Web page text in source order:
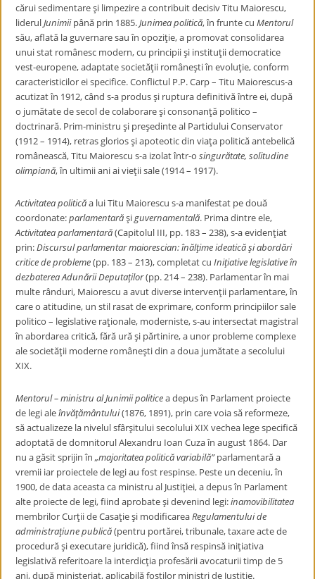
cărui sedimentare şi limpezire a contribuit decisiv Titu Maiorescu,
liderulJunimiipână prin 1885.Junimea politică, în frunte cuMentorul
său, aflată la guvernare sau în opoziţie, a promovat consolidarea
unui stat românesc modern, cu principii şi instituţii democratice
vest-europene, adaptate societăţii româneşti în evoluţie, conform
caracteristicilor ei specifice. Conflictul P.P. Carp – Titu Maiorescus-a
acutizat în 1912, când s-a produs şi ruptura definitivă între ei, după
o jumătate de secol de colaborare şi consonanţă politico –
doctrinară. Prim-ministru şi preşedinte al Partidului Conservator
(1912 – 1914), retras glorios şi apoteotic din viaţa politică antebelică
românească, Titu Maiorescu s-a izolat într-osingurătate, solitudine
olimpiană, în ultimii ani ai vieţii sale (1914 – 1917).
Activitatea politicăa lui Titu Maiorescu s-a manifestat pe două
coordonate:parlamentarăşiguvernamentală. Prima dintre ele,
Activitatea parlamentară(Capitolul III, pp. 183 – 238), s-a evidenţiat
prin:Discursul parlamentar maiorescian: înălţime ideatică şi abordări
critice de probleme(pp. 183 – 213), completat cuIniţiative legislative în
dezbaterea Adunării Deputaţilor(pp. 214 – 238). Parlamentar în mai
multe rânduri, Maiorescu a avut diverse intervenţii parlamentare, în
care o atitudine, un stil rasat de exprimare, conform principiilor sale
politico – legislative raţionale, moderniste, s-au intersectat magistral
în abordarea critică, fără ură şi părtinire, a unor probleme complexe
ale societăţii moderne româneşti din a doua jumătate a secolului
XIX.
Mentorul – ministru al Junimii politicea depus în Parlament proiecte
de legi aleînvăţământului(1876, 1891), prin care voia să reformeze,
să actualizeze la nivelul sfârşitului secolului XIX vechea lege specifică
adoptată de domnitorul Alexandru Ioan Cuza în august 1864. Dar
nu a găsit sprijin în„majoritatea politică variabilă”parlamentară a
vremii iar proiectele de legi au fost respinse. Peste un deceniu, în
1900, de data aceasta ca ministru al Justiţiei, a depus în Parlament
alte proiecte de legi, fiind aprobate şi devenind legi:inamovibilitatea
membrilor Curţii de Casaţie şi modificareaRegulamentului de
administraţiune publică(pentru portărei, tribunale, taxare acte de
procedură şi executare juridică), fiind însă respinsă iniţiativa
legislativă referitoare la interdicţia profesării avocaturii timp de 5
ani, după ministeriat, aplicabilă foştilor miniştri de Justiţie.